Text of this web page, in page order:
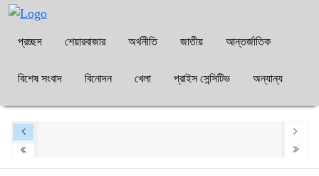
প্রচ্ছদ শেয়ারবাজার অর্থনীতি জাতীয় আন্তর্জাতিক
বিশেষ সংবাদ বিনোদন খেলা প্রাইস সেন্সিটিভ অন্যান্য